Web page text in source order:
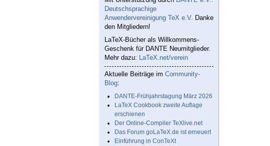
Deutschsprachige
Anwendervereinigung TeX e.V. Danke
den Mitgliedern!
LaTeX-Bücher als Willkommens-
Geschenk für DANTE Neumitglieder.
Mehr dazu: LaTeX.net/verein
Aktuelle Beiträge im Community-
Blog:
DANTE-Frühjahrstagung März 2026
LaTeX Cookbook zweite Auflage
erschienen
Der Online-Compiler TeXlive.net
Das Forum goLaTeX.de ist erneuert
Einführung in ConTeXt